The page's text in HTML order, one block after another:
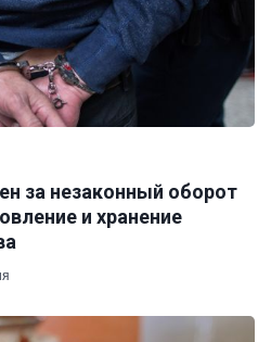
за незаконный оборот
и хранение